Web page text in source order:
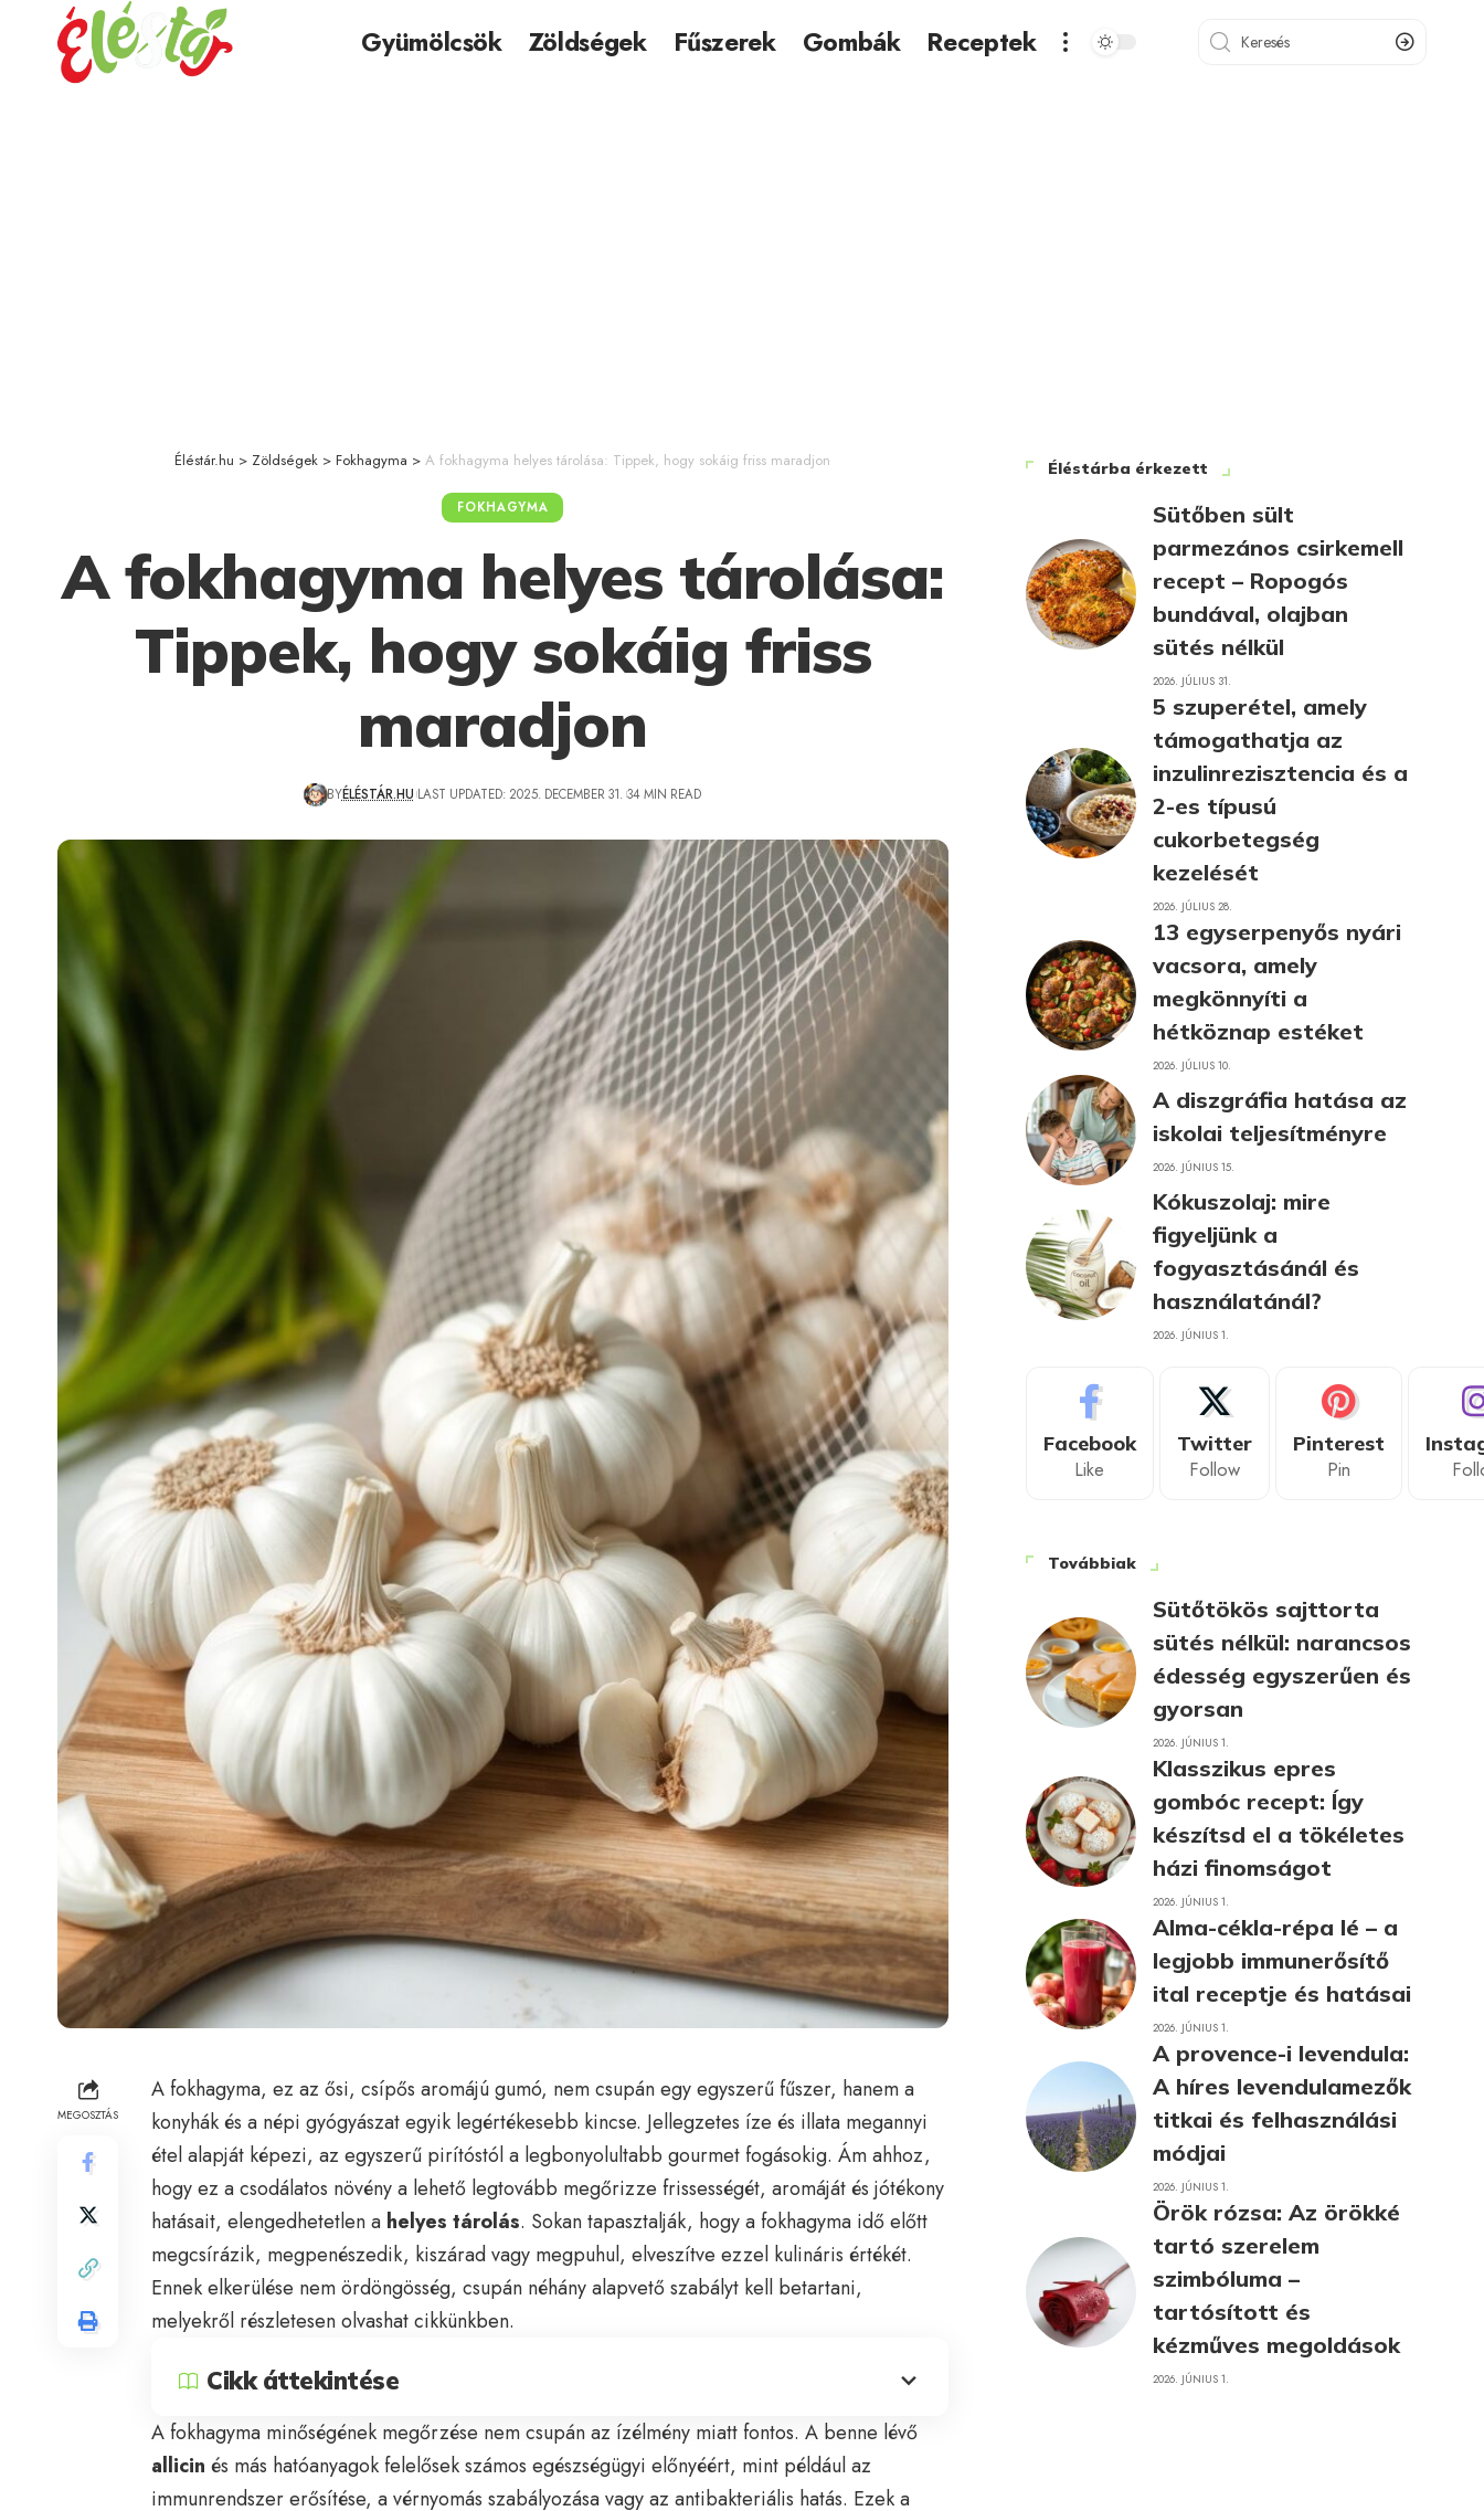
Gyümölcsök Zöldségek Fűszerek Gombák Receptek
Éléstár.hu > Zöldségek > Fokhagyma >A fokhagyma helyes tárolása: Tippek, hogy sokáig friss maradjon
FOKHAGYMA
A fokhagyma helyes tárolása:
Tippek, hogy sokáig friss
maradjon
BYÉLÉSTÁR.HU LAST UPDATED: 2025. DECEMBER 31. 34 MIN READ
MEGOSZTÁS
A fokhagyma, ez az ősi, csípős aromájú gumó, nem csupán egy egyszerű fűszer, hanem a
konyhák és a népi gyógyászat egyik legértékesebb kincse. Jellegzetes íze és illata megannyi
étel alapját képezi, az egyszerű pirítóstól a legbonyolultabb gourmet fogásokig. Ám ahhoz,
hogy ez a csodálatos növény a lehető legtovább megőrizze frissességét, aromáját és jótékony
hatásait, elengedhetetlen a helyes tárolás. Sokan tapasztalják, hogy a fokhagyma idő előtt
megcsírázik, megpenészedik, kiszárad vagy megpuhul, elveszítve ezzel kulináris értékét.
Ennek elkerülése nem ördöngösség, csupán néhány alapvető szabályt kell betartani,
melyekről részletesen olvashat cikkünkben.
Cikk áttekintése
A fokhagyma minőségének megőrzése nem csupán az ízélmény miatt fontos. A benne lévő
allicin és más hatóanyagok felelősek számos egészségügyi előnyéért, mint például az
immunrendszer erősítése, a vérnyomás szabályozása vagy az antibakteriális hatás. Ezek a
Éléstárba érkezett
Sütőben sült
parmezános csirkemell
recept – Ropogós
bundával, olajban
sütés nélkül
2026. JÚLIUS 31.
5 szuperétel, amely
támogathatja az
inzulinrezisztencia és a
2-es típusú
cukorbetegség
kezelését
2026. JÚLIUS 28.
13 egyserpenyős nyári
vacsora, amely
megkönnyíti a
hétköznap estéket
2026. JÚLIUS 10.
A diszgráfia hatása az
iskolai teljesítményre
2026. JÚNIUS 15.
Kókuszolaj: mire
figyeljünk a
fogyasztásánál és
használatánál?
2026. JÚNIUS 1.
Facebook
Like
Twitter
Follow
Pinterest
Pin
Továbbiak
Sütőtökös sajttorta
sütés nélkül: narancsos
édesség egyszerűen és
gyorsan
2026. JÚNIUS 1.
Klasszikus epres
gombóc recept: Így
készítsd el a tökéletes
házi finomságot
2026. JÚNIUS 1.
Alma-cékla-répa lé – a
legjobb immunerősítő
ital receptje és hatásai
2026. JÚNIUS 1.
A provence-i levendula:
A híres levendulamezők
titkai és felhasználási
módjai
2026. JÚNIUS 1.
Örök rózsa: Az örökké
tartó szerelem
szimbóluma –
tartósított és
kézműves megoldások
2026. JÚNIUS 1.